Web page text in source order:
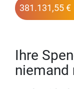
381.131,55 €
Ihre
niemand